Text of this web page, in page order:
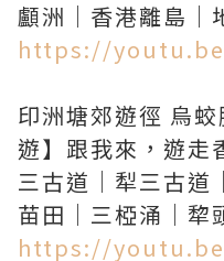
https://
印洲塘郊遊徑 烏
遊】跟我來，遊走
三古道｜犁三古道
https://